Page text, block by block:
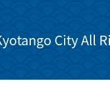
City All